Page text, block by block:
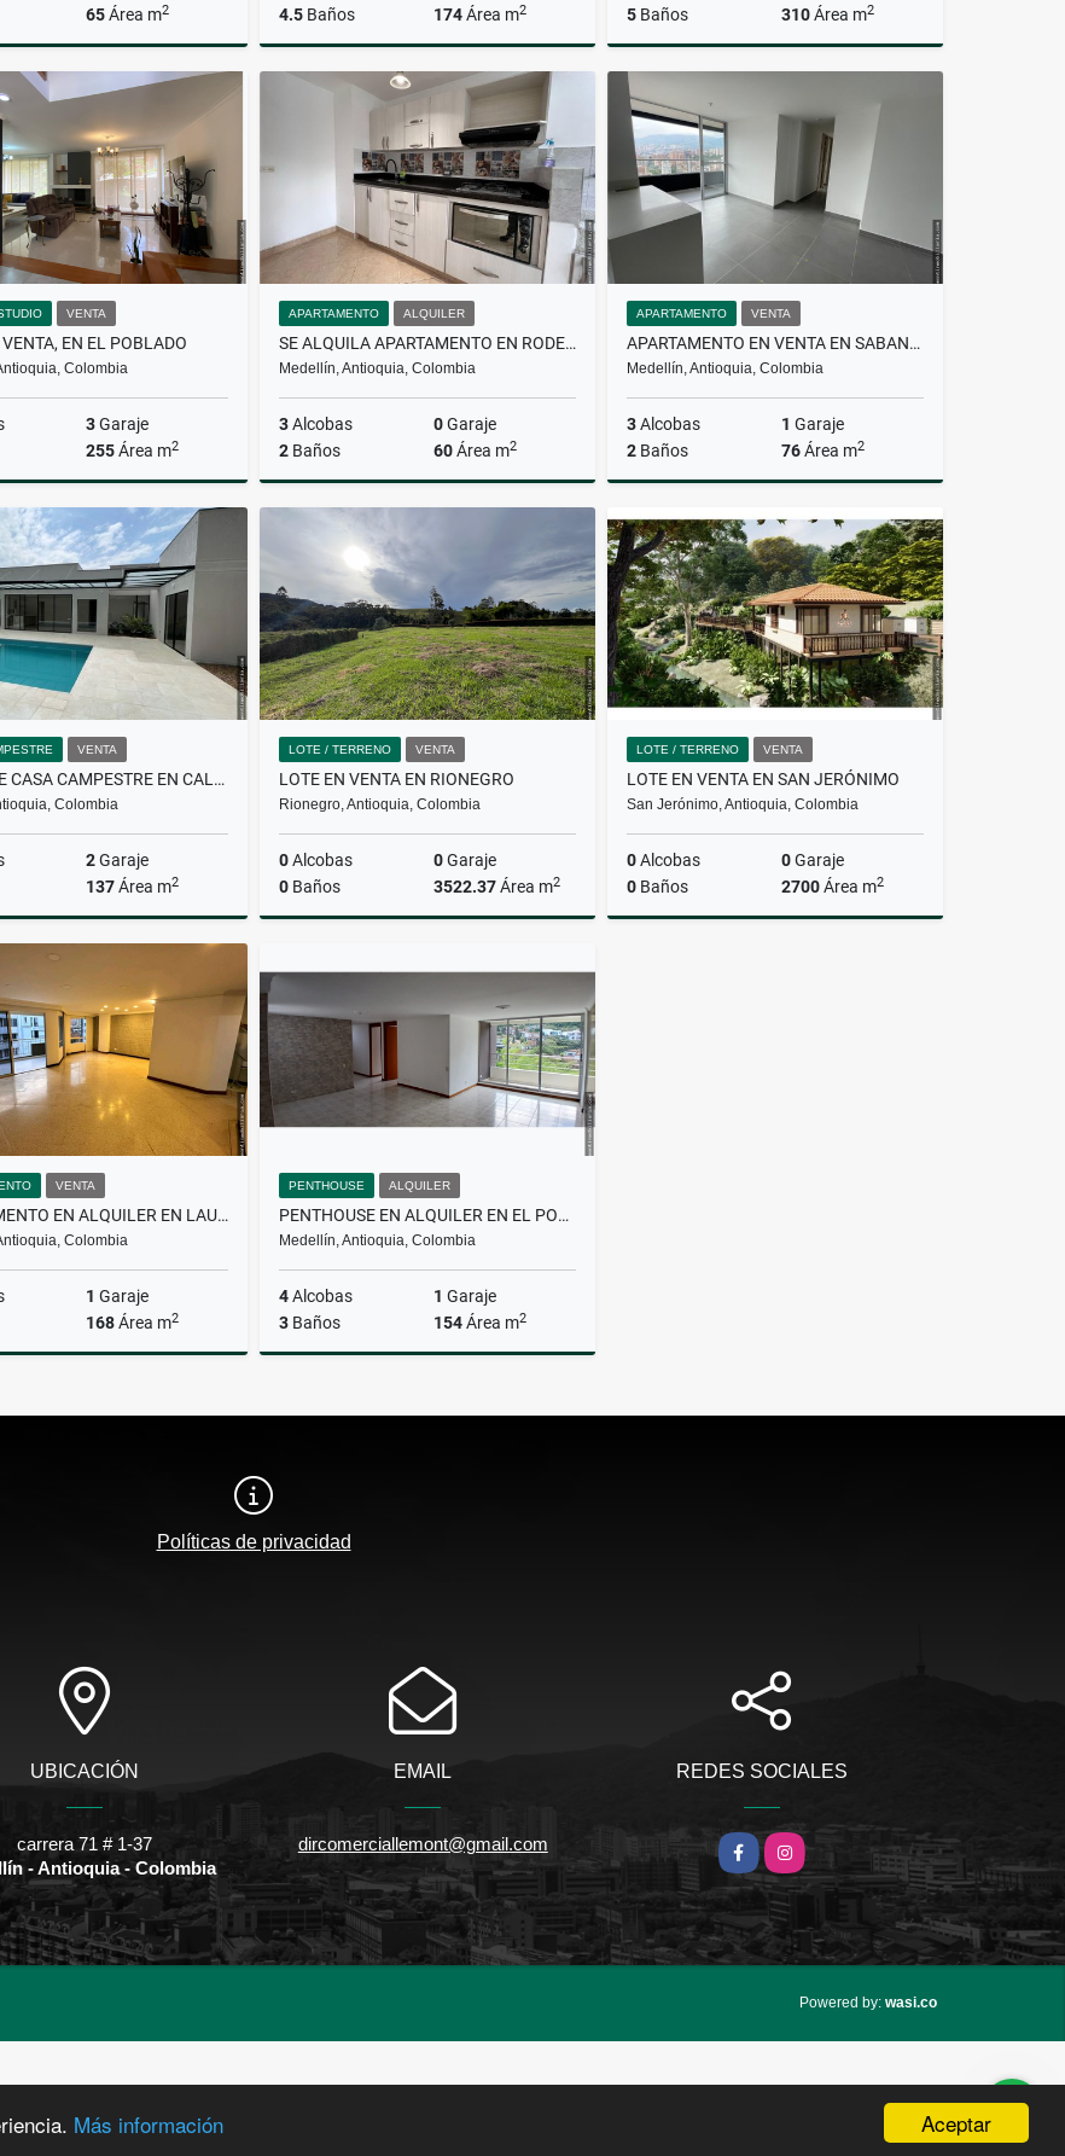
Aceptar
Más información
65Área m2
Venta
$330.000.000
4.5 Baños 174Área m2
Venta
$1.500.000.000
5 Baños 310Área m2
VENTA
EN EL POBLADO
Colombia
3Garaje
255Área m2
Venta
$1.800.000.000
APARTAMENTO ALQUILER
SE ALQUILA APARTAMENTO EN RODEO ALTO
Medellín, Antioquia, Colombia
3Alcobas 0Garaje
2 Baños 60Área m2
APARTAMENTO VENTA
APARTAMENTO EN VENTA EN SABANETA
Medellín, Antioquia, Colombia
3Alcobas 1 Garaje
2 Baños 76Área m2
Venta
$620.000.000
VENTA
VENTA DE CASA CAMPESTRE EN CALDAS
Colombia
2Garaje
137Área m2
Venta
LOTE / TERRENO VENTA
LOTE EN VENTA EN RIONEGRO
Rionegro, Antioquia, Colombia
0Alcobas 0Garaje
0 Baños 3522.37Área m2
$1.400.000.000
LOTE / TERRENO VENTA
LOTE EN VENTA EN SAN JERÓNIMO
San Jerónimo, Antioquia, Colombia
0Alcobas 0Garaje
0 Baños 2700Área m2
VENTA
APARTAMENTO EN ALQUILER EN LAURELES
Colombia
1 Garaje
168Área m2
$700.000.000
PENTHOUSE ALQUILER
PENTHOUSE EN ALQUILER EN EL POBLADO
Medellín, Antioquia, Colombia
4Alcobas 1 Garaje
3 Baños 154Área m2
$5.000.000
Políticas de privacidad
UBICACIÓN
carrera 71 # 1-37
- Antioquia - Colombia
EMAIL
dircomerciallemont@gmail.com
REDES SOCIALES
Facebook
Instagram
Powered by: wasi.co